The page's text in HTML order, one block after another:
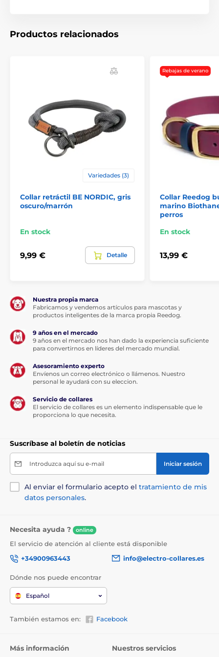
El producto aparece en las categorías
Productos relacionados
Variedades (3)
Collar retráctil BE NORDIC, gris
oscuro/marrón
En stock
9,99 € Detalle
Rebajas de verano
Collar Reedog
marino
perros
En stock
13,99 €
Nuestra propia marca
Fabricamos y vendemos artículos para mascotas y
productos inteligentes de la marca propia Reedog.
9 años en el mercado
9 años en el mercado nos han dado la experiencia suficiente
para convertirnos en líderes del mercado mundial.
Asesoramiento experto
Envíenos un correo electrónico o llámenos. Nuestro
personal le ayudará con su eleccion.
Servicio de collares
El servicio de collares es un elemento indispensable que le
proporciona lo que necesita.
Suscríbase al boletín de noticias
Introduzca aquí su e-mail Iniciar sesión
Al enviar el formulario acepto el tratamiento de mis
datos personales.
Necesita ayuda ? online
El servicio de atención al cliente está disponible
+34900963443
info@electro-collares.es
Dónde nos puede encontrar
Español
También estamos en: Facebook
Más información Nuestros servicios